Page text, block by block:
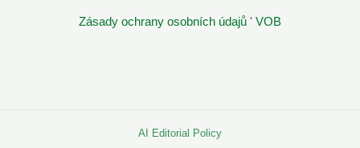
Zásady ochrany osobních údajů ' VOB
AI Editorial Policy